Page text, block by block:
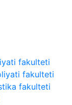
fakulteti
fakulteti
fakulteti